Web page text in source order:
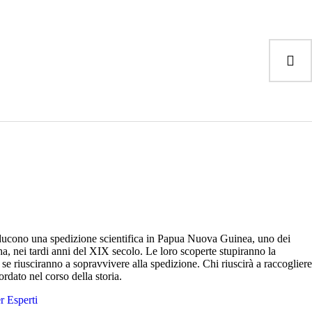
una spedizione scientifica in Papua Nuova Guinea, uno dei
nei tardi anni del XIX secolo. Le loro scoperte stupiranno la
riusciranno a sopravvivere alla spedizione. Chi riuscirà a raccogliere
nel corso della storia.
Esperti